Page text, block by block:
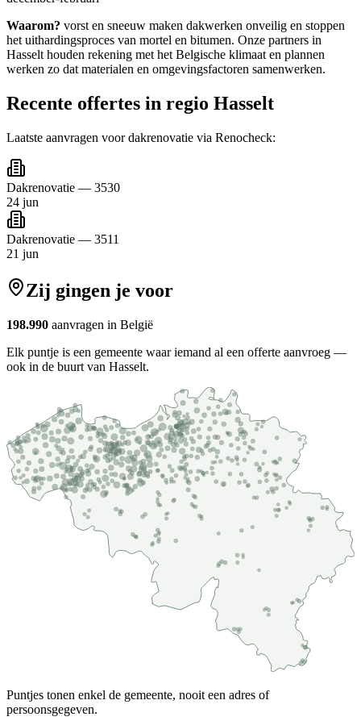
Waarom? vorst en sneeuw maken dakwerken onveilig en stoppen
het uithardingsproces van mortel en bitumen. Onze partners in
Hasselt houden rekening met het Belgische klimaat en plannen
werken zo dat materialen en omgevingsfactoren samenwerken.
Recente offertes in regio Hasselt
Laatste aanvragen voordakrenovatie via Renocheck:
Dakrenovatie — 3530
24 jun
Dakrenovatie — 3511
21 jun
Zij gingen je voor
198.990 aanvragen in België
Elk puntje is een gemeente waar iemand al een offerte aanvroeg —
ook in de buurt van Hasselt.
Puntjes tonen enkel de gemeente, nooit een adres of
persoonsgegeven.